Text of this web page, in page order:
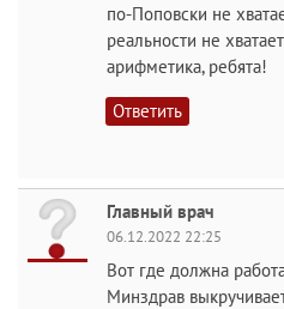
по-Поповски не
реальности не
арифметика, ребята!
Ответить
Главный врач
06.12.2022 22:25
Вот где должна
Минздрав